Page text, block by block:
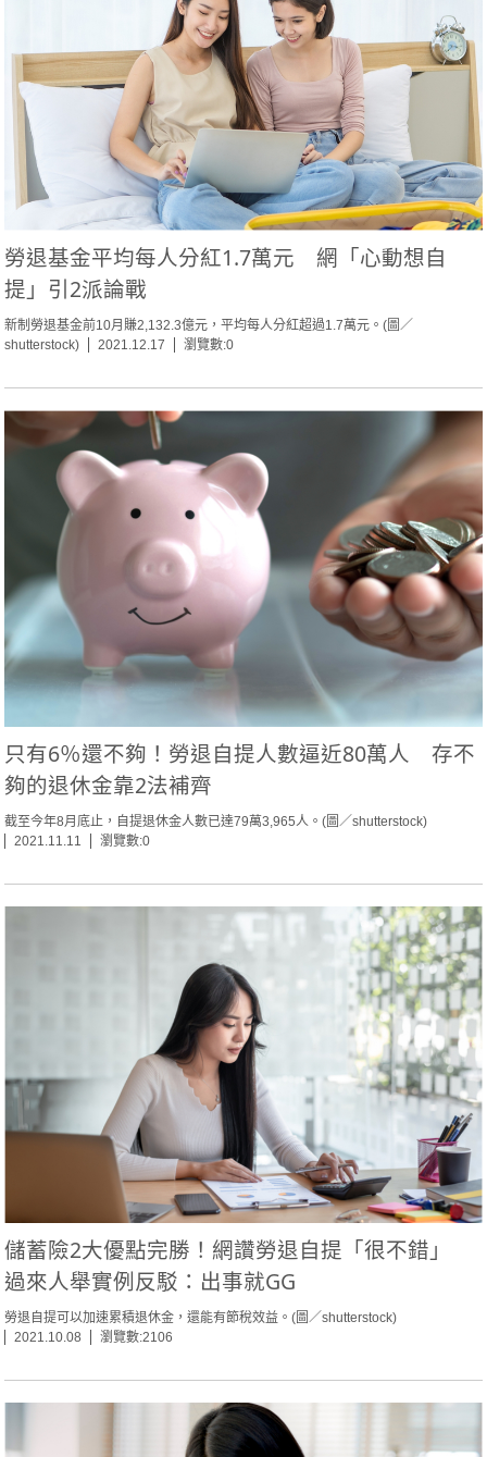
勞退基金平均每人分紅1.7萬元 網「心動想自
提」引2派論戰
新制勞退基金前10月賺2,132.3億元，平均每人分紅超過1.7萬元。(圖／
shutterstock)
2021.12.17 瀏覽數:0
只有6％還不夠！勞退自提人數逼近80萬人 存不
夠的退休金靠2法補齊
截至今年8月底止，自提退休金人數已達79萬3,965人。(圖／shutterstock)
2021.11.11
瀏覽數:0
儲蓄險2大優點完勝！網讚勞退自提「很不錯」
過來人舉實例反駁：出事就GG
勞退自提可以加速累積退休金，還能有節稅效益。(圖／shutterstock)
2021.10.08
瀏覽數:2106